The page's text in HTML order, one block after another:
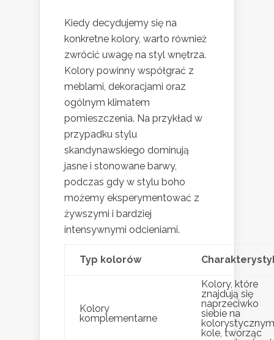
Kiedy decydujemy się na
konkretne kolory, warto również
zwrócić uwagę na styl wnętrza.
Kolory powinny współgrać z
meblami, dekoracjami oraz
ogólnym klimatem
pomieszczenia. Na przykład w
przypadku stylu
skandynawskiego dominują
jasne i stonowane barwy,
podczas gdy w stylu boho
możemy eksperymentować z
żywszymi i bardziej
intensywnymi odcieniami.
Typ kolorów
Kolory
komplementarne
Kolory, które
znajdują się
naprzeciwko
siebie na
kolorystycznym
kole, tworząc